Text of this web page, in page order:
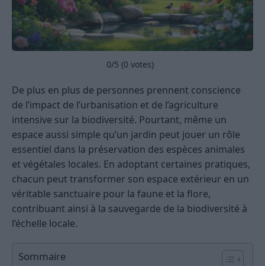
0/5 (0 votes)
De plus en plus de personnes prennent conscience
de l’impact de l’urbanisation et de l’agriculture
intensive sur la biodiversité. Pourtant, même un
espace aussi simple qu’un jardin peut jouer un rôle
essentiel dans la préservation des espèces animales
et végétales locales. En adoptant certaines pratiques,
chacun peut transformer son espace extérieur en un
véritable sanctuaire pour la faune et la flore,
contribuant ainsi à la sauvegarde de la biodiversité à
l’échelle locale.
Sommaire